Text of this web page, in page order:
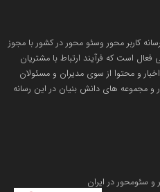
کاربر محور وسئو محور در کشور با مجوز
است که فرآیند ارتباط با مشتریان
و محتوا از سوی مدیران و مسئولان
مجموعه های دانش بنیان در این رسانه
و سئومحور در ایران